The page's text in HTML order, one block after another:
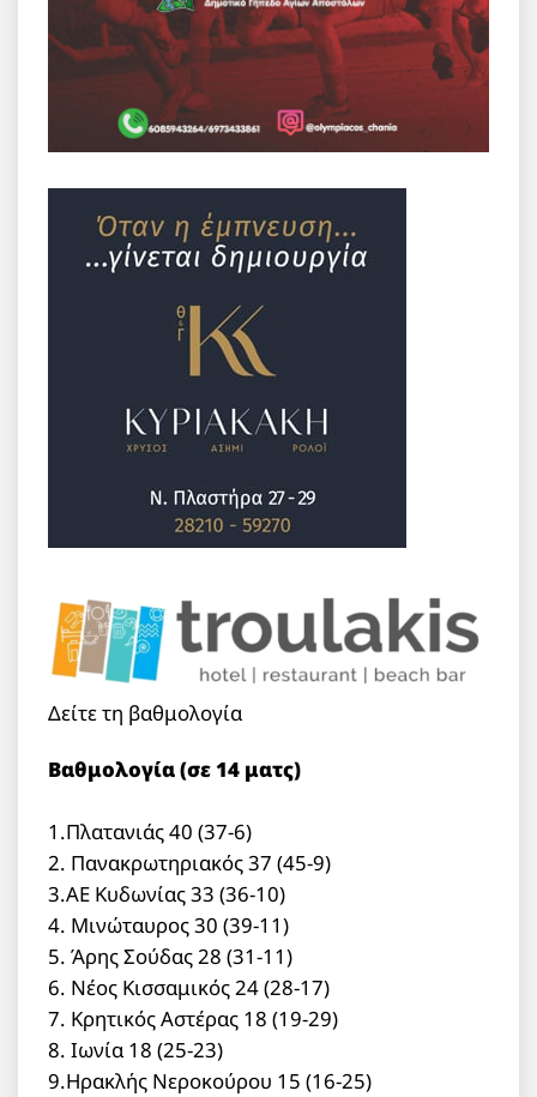
Δείτε τη βαθμολογία
Βαθμολογία (σε 14 ματς)
1.Πλατανιάς 40 (37-6)
2. Πανακρωτηριακός 37 (45-9)
3.ΑΕ Κυδωνίας 33 (36-10)
4. Μινώταυρος 30 (39-11)
5. Άρης Σούδας 28 (31-11)
6. Νέος Κισσαμικός 24 (28-17)
7. Κρητικός Αστέρας 18 (19-29)
8. Ιωνία 18 (25-23)
9.Ηρακλής Νεροκούρου 15 (16-25)